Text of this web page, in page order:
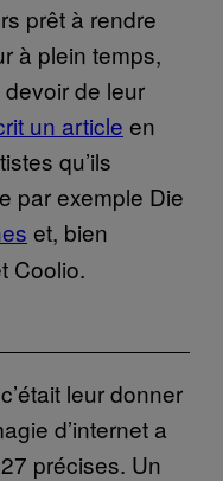
prêt à rendre
à plein temps,
devoir de leur
un article en
qu’ils
par exemple Die
et, bien
Coolio.
leur donner
d’internet a
précises. Un